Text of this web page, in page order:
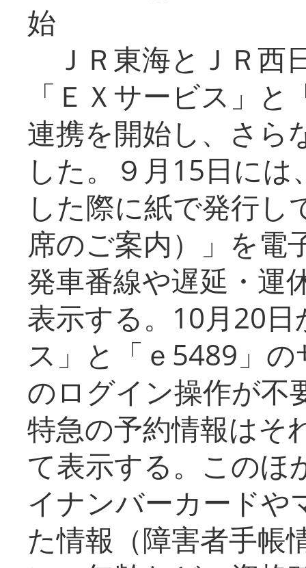
始
ＪＲ東海とＪＲ西
「ＥＸサービス」
連携を開始し、さら
した。９月15日に
した際に紙で発行し
席のご案内）」を電
発車番線や遅延・運
表示する。10月20
ス」と「ｅ5489」
のログイン操作が不
特急の予約情報はそ
て表示する。このほ
イナンバーカードや
た情報（障害者手帳